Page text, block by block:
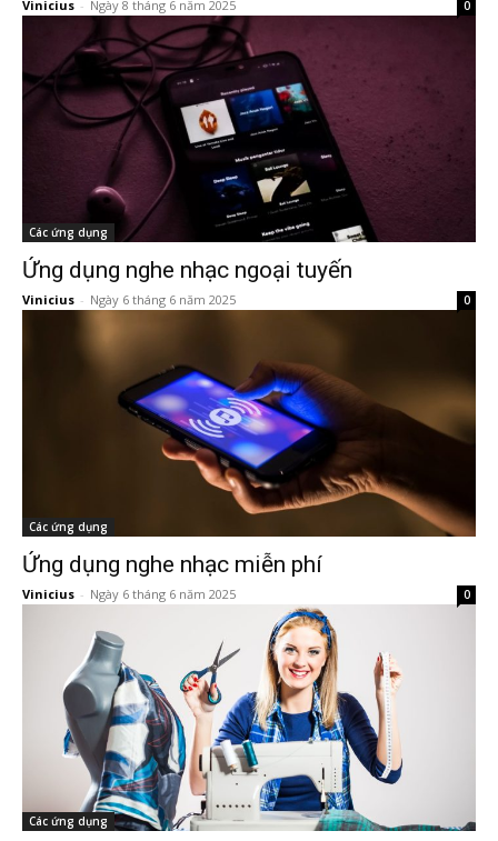
Vinicius - Ngày 8 tháng 6 năm 2025 0
Các ứng dụng
Ứng dụng nghe nhạc ngoại tuyến
Vinicius - Ngày 6 tháng 6 năm 2025 0
Các ứng dụng
Ứng dụng nghe nhạc miễn phí
Vinicius - Ngày 6 tháng 6 năm 2025 0
Các ứng dụng